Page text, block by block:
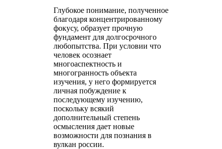
Глубокое понимание, полученное
благодаря концентрированному
фокусу, образует прочную
фундамент для долгосрочного
любопытства. При условии что
человек осознает
многоаспектность и
многогранность объекта
изучения, у него формируется
личная побуждение к
последующему изучению,
поскольку всякий
дополнительный степень
осмысления дает новые
возможности для познания в
вулкан россии.